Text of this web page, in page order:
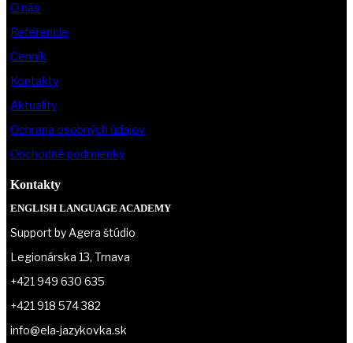
O nás
Referencie
Cenník
Kontakty
Aktuality
Ochrana osobných údajov
Obchodné podmienky
Kontakty
ENGLISH LANGUAGE ACADEMY
Support by Agera štúdio
Legionárska 13, Trnava
+421 949 630 635
+421 918 574 382
info@ela-jazykovka.sk